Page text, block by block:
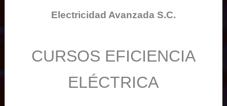
Electricidad Avanzada S.C.
CURSOS EFICIENCIA
ELÉCTRICA